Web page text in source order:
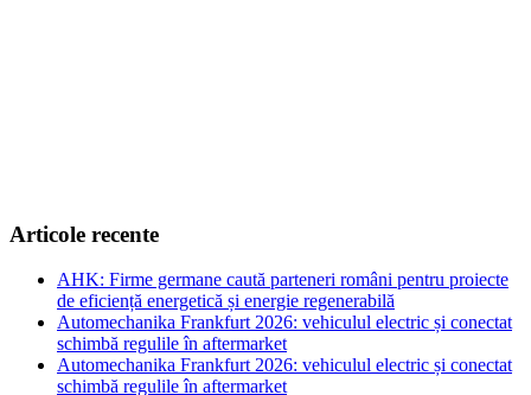
Articole recente
AHK: Firme germane caută parteneri români pentru proiecte
de eficiență energetică și energie regenerabilă
Automechanika Frankfurt 2026: vehiculul electric și conectat
schimbă regulile în aftermarket
Automechanika Frankfurt 2026: vehiculul electric și conectat
schimbă regulile în aftermarket